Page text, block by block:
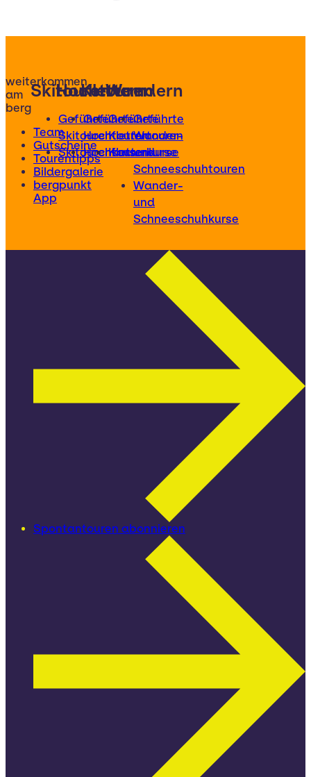
weiterkommen
am
berg
Team
Gutscheine
Tourentipps
Bildergalerie
bergpunkt
App
Skitouren
Geführte
Skitouren
Skitourenkurse
Hochtouren
Geführte
Hochtouren
Hochtourenkurse
Klettern
Geführte
Klettertouren
Kletterkurse
Wandern
Geführte
Wander-
und
Schneeschuhtouren
Wander-
und
Schneeschuhkurse
Spontantouren abonnieren